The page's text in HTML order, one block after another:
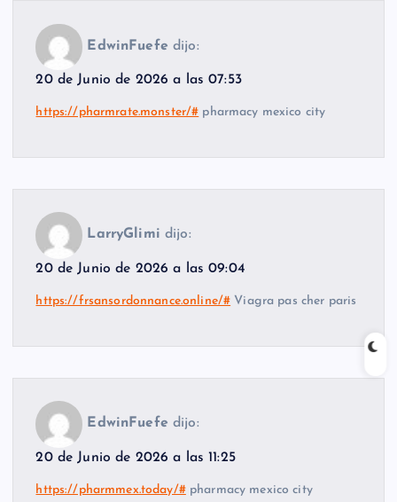
EdwinFuefe dijo:
20 de Junio de 2026 a las 07:53
https://pharmrate.monster/# pharmacy mexico city
LarryGlimi dijo:
20 de Junio de 2026 a las 09:04
https://frsansordonnance.online/# Viagra pas cher paris
EdwinFuefe dijo:
20 de Junio de 2026 a las 11:25
https://pharmmex.today/#pharmacy mexico city